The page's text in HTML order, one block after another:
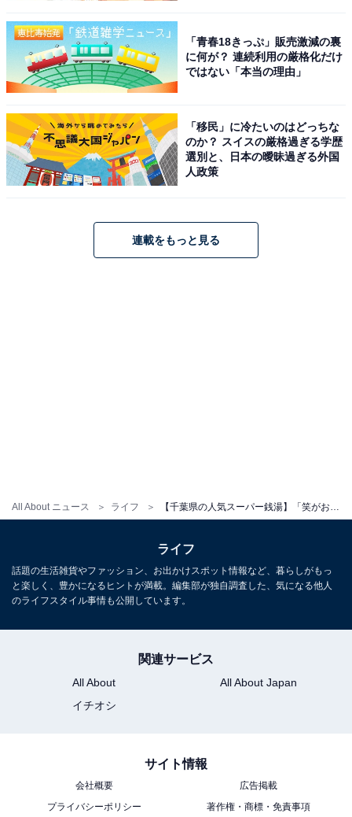
All About ニュース ライフ
アクセス・料金情報は？ 泊まれる？
アクセス
アクセス：北総線「矢切駅」より徒歩1分。
料金
【千葉県の人気スーパー銭湯】「崋の湯」は趣
の異なる和洋2つの大浴場が魅力。女性専用の岩
盤浴にも注目
「青春18きっぷ」販売激減の裏
に何が？ 連続利用の厳格化だけ
ではない「本当の理由」
「移民」に冷たいのはどっちな
のか？ スイスの厳格過ぎる学歴
選別と、日本の曖昧過ぎる外国
人政策
連載をもっと見る
ライフ
話題の生活雑貨やファッション、お出かけスポット情報など、暮らしがもっ
と楽しく、豊かになるヒントが満載。編集部が独自調査した、気になる他人
のライフスタイル事情も公開しています。
関連サービス
All About
All About Japan
イチオシ
サイト情報
会社概要
広告掲載
プライバシーポリシー
著作権・商標・免責事項